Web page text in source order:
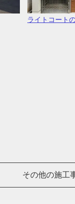
ライトコート
その他の施工